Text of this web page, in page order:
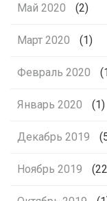
Май 2020 (2)
Март 2020 (1)
Февраль 2020
Январь 2020 (1)
Декабрь 2019
Ноябрь 2019